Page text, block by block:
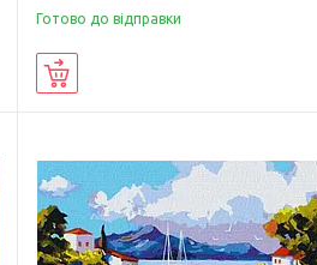
Готово до відправки